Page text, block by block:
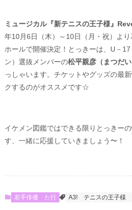
ミュージカル『新テニスの王子様』
年10月6日（木）～10日（月・祝）よ
ホールで開催決定！とっきーは、U－
ン）選抜メンバーの松平親彦（まつだい
っしゃいます。チケットやグッズの最
クするのがオススメです☆
イケメン図鑑ではできる限りとっきー
す、一緒に応援していきましょう〜！
若手俳優 た行 A3! テニスの王子様